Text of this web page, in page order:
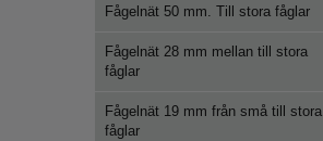
Fågelnät 50 mm. Till stora fåglar
Fågelnät 28 mm mellan till stora
fåglar
Fågelnät 19 mm från små till stora
fåglar